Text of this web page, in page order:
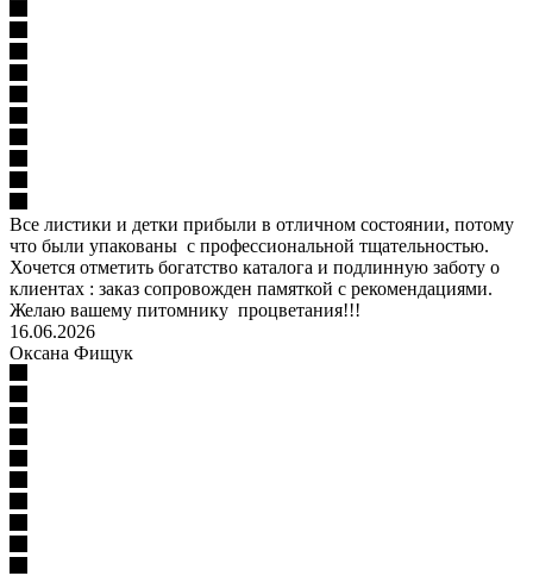
Все листики и детки прибыли в отличном состоянии, потому
что были упакованы с профессиональной тщательностью.
Хочется отметить богатство каталога и подлинную заботу о
клиентах : заказ сопровожден памяткой с рекомендациями.
Желаю вашему питомнику процветания!!!
16.06.2026
Оксана Фищук